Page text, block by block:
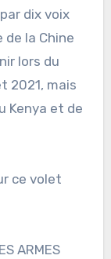
dix voix
la Chine
lors du
2021, mais
Kenya et de
ce volet
ARMES